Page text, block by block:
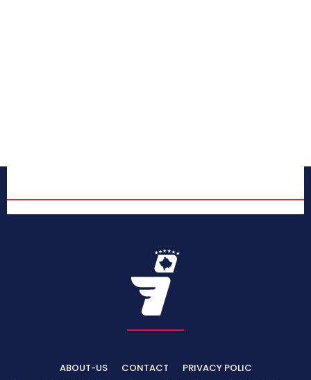
ABOUT-US CONTACT
PRIVACY POLIC